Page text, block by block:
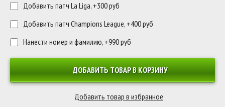
Добавить патч La Liga, +300 руб
Добавить патч Champions League, +400 руб
Нанести номер и фамилию, +990 руб
ДОБАВИТЬ ТОВАР В КОРЗИНУ